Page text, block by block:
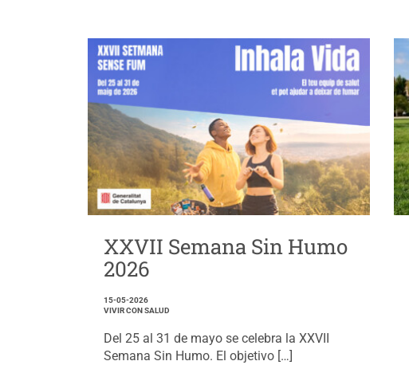
XXVII Semana Sin Humo
2026
15-05-2026
VIVIR CON SALUD
Del 25 al 31 de mayo se celebra la XXVII
Semana Sin Humo. El objetivo […]